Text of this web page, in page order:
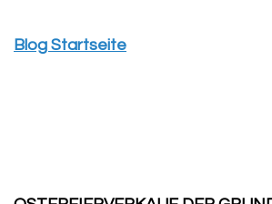
Blog Startseite